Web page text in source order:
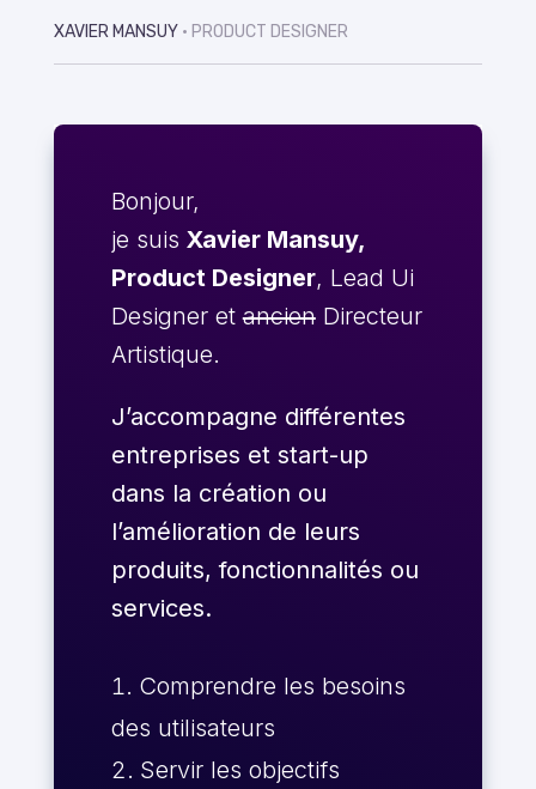
XAVIER MANSUY • PRODUCT DESIGNER
Bonjour,
je suis Xavier Mansuy,
Product Designer, Lead Ui
Designer etancienDirecteur
Artistique.
J’accompagne différentes
entreprises et start-up
dans la création ou
l’amélioration de leurs
produits, fonctionnalités ou
services.
Comprendre les besoins
des utilisateurs
Servir les objectifs